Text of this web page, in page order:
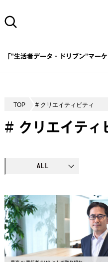
「"生活者データ・ドリブン"マー
TOP # クリエイティビティ
# クリエイティ